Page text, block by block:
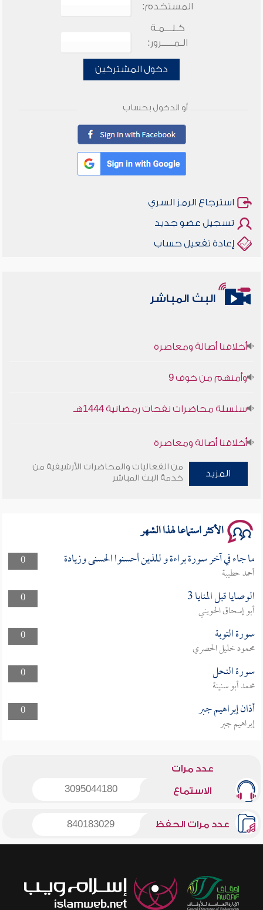
المستخدم:
كـلـــمـة
الـمـــــرور:
دخول المشتركين
أو الدخول بحساب
استرجاع الرمز السري
تسجيل عضو جديد
إعادة تفعيل حساب
البث المباشر
أخلاقنا أصالة ومعاصرة
وأمنهم من خوف 9
سلسلة محاضرات نفحات رمضانية 1444هـ
أخلاقنا أصالة ومعاصرة
وأمنهم من خوف 9
المزيد
من الفعاليات والمحاضرات الأرشيفية من
خدمة البث المباشر
الأكثر استماعا لهذا الشهر
0 ما جاء في آخر سورة براءة و للذين أحسنوا الحسنى وزيادة
أحمد حطيبة
0
الوصايا قبل المنايا 3
أبو إسحاق الحويني
0
سورة التوبة
محمود خليل الحصري
0
سورة النحل
محمد أبو سنينة
0
أذان إبراهيم جبر
إبراهيم جبر
عدد مرات
الاستماع 3095044180
عدد مرات الحفظ 840183029